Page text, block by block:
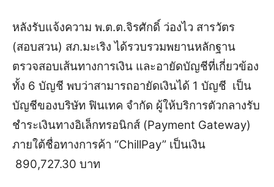
หลังรับแจ้งความ พ.ต.ต.จิรศักดิ์ ว่องไว สารวัตร
(สอบสวน) สภ.มะเริง ได้รวบรวมพยานหลักฐาน
ตรวจสอบเส้นทางการเงิน และอายัดบัญชีที่เกี่ยวข้อง
ทั้ง 6 บัญชี พบว่าสามารถอายัดเงินได้ 1 บัญชี เป็น
บัญชีของบริษัท ฟินเทค จำกัด ผู้ให้บริการตัวกลางรับ
ชำระเงินทางอิเล็กทรอนิกส์ (Payment Gateway)
ภายใต้ชื่อทางการค้า “ChillPay” เป็นเงิน
890,727.30 บาท